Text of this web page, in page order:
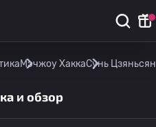
Мэчжоу ХаккаСунь
и обзор